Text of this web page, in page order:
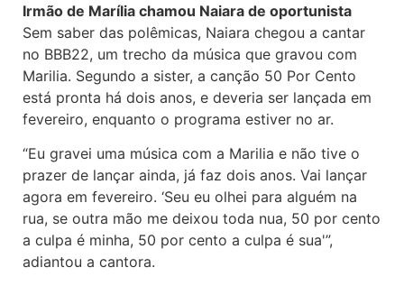
Irmão de Marília chamou Naiara de oportunista
Sem saber das polêmicas, Naiara chegou a cantar
no BBB22, um trecho da música que gravou com
Marilia. Segundo a sister, a canção 50 Por Cento
está pronta há dois anos, e deveria ser lançada em
fevereiro, enquanto o programa estiver no ar.
“Eu gravei uma música com a Marilia e não tive o
prazer de lançar ainda, já faz dois anos. Vai lançar
agora em fevereiro. ‘Seu eu olhei para alguém na
rua, se outra mão me deixou toda nua, 50 por cento
a culpa é minha, 50 por cento a culpa é sua'”,
adiantou a cantora.